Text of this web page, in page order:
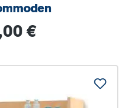
Preis:
€